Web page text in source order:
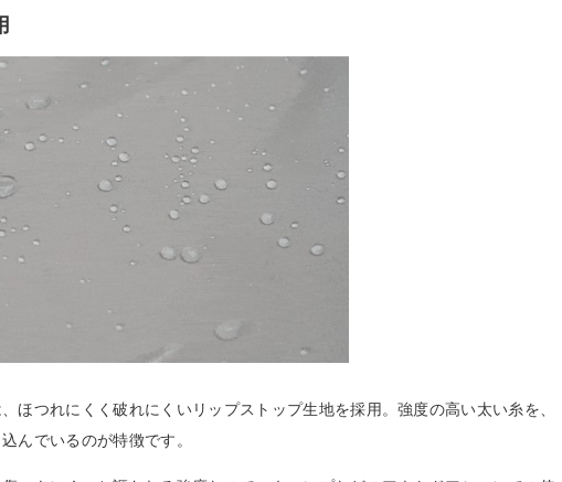
ほつれにくく破れにくいリップストップ生地を採用。強度の高い太い糸を、
んでいるのが特徴です。